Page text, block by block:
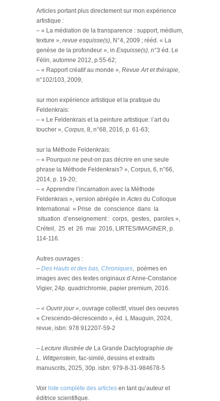
Articles portant plus directement sur mon expérience
artistique :
– « La médiation de la transparence : support, médium,
texture », revue esquisse(s), N°4, 2009 ; rééd. « La
genèse de la profondeur », in Esquisse(s), n°3 éd. Le
Félin, automne 2012, p.55-62;
– « Rapport créatif au monde », Revue Art et thérapie,
n°102/103, 2009;
sur mon expérience artistique et la pratique du
Feldenkrais:
– « Le Feldenkrais et la peinture artistique: l’art du
toucher », Corpus, 8, n°68, 2016, p. 61-63;
sur la Méthode Feldenkrais:
– « Pourquoi ne peut-on pas décrire en une seule
phrase la Méthode Feldenkrais? », Corpus, 6, n°66,
2014, p. 19-20;
– « Apprendre l’incarnation avec la Méthode
Feldenkrais », version abrégée inActes du Colloque
International » Prise de conscience dans la
situation d’enseignement : corps, gestes, paroles »,
Créteil, 25 et 26 mai 2016, LIRTES/IMAGINER, p.
114-116.
Autres ouvrages :
– Des Hauts et des bas, Chroniques, poèmes en
images avec des textes originaux d’Anne-Constance
Vigier, 24p. quadrichromie, papier premium, 2016.
– « Ouvrir jour », ouvrage collectif, visuel des oeuvres
« Crescendo-décrescendo », éd. L.Mauguin, 2024,
revue, isbn: 978 912207-59-2
– Lecture illustrée de La Grande Dactylographie de
L. Wittgenstein, fac-similé, dessins et extraits
manuscrits, 2025, 30p. isbn: 979-8-31-984678-5
Voir liste complète des articles en tant qu’auteur et
éditrice scientifique.